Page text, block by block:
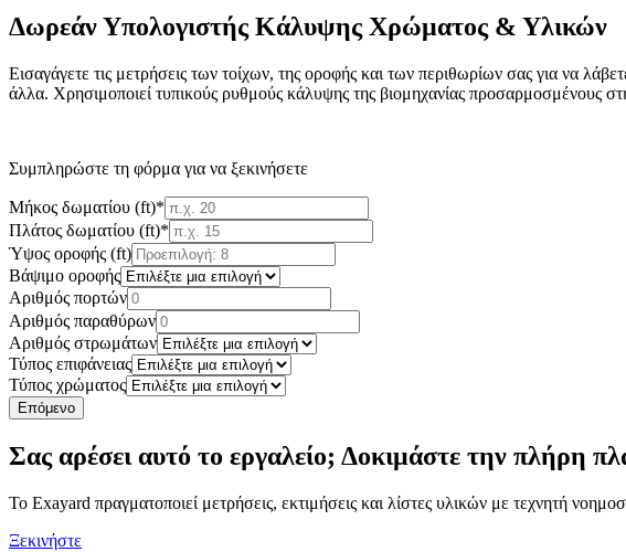
Δωρεάν Υπολογιστής Κάλυψης Χρώματος & Υλικών
Εισαγάγετε τις μετρήσεις των τοίχων, της οροφής και των περιθωρίων σας για να
άλλα. Χρησιμοποιεί τυπικούς ρυθμούς κάλυψης της βιομηχανίας προσαρμοσμένους
Συμπληρώστε τη φόρμα για να ξεκινήσετε
Μήκος δωματίου (ft)*
Πλάτος δωματίου (ft)*
Ύψος οροφής (ft)
Βάψιμο οροφής
Αριθμός πορτών
Αριθμός παραθύρων
Αριθμός στρωμάτων
Τύπος επιφάνειας
Τύπος χρώματος
Επόμενο
Σας αρέσει αυτό το εργαλείο; Δοκιμάστε την πλήρη
Το Exayard πραγματοποιεί μετρήσεις, εκτιμήσεις και λίστες υλικών με τεχνητή
Ξεκινήστε